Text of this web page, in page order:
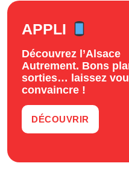
APPLI
Découvrez l’Alsace
Autrement. Bons
sorties… laissez
convaincre !
DÉCOUVRIR